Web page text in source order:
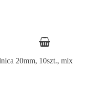
20mm, 10szt., mix